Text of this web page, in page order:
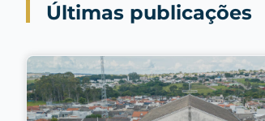
Últimas publicações